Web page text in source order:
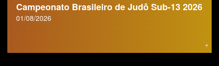
Campeonato Brasileiro de Judô Sub-13 2026
01/08/2026